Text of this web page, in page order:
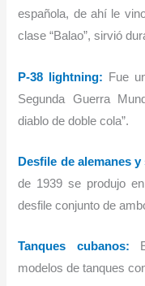
española, de ahí le
clase “Balao”, sirvió
P-38 lightning: Fue
Segunda Guerra
diablo de doble cola”.
Desfile de alemanes
de 1939 se produjo
desfile conjunto de
Tanques cubanos:
modelos de tanques